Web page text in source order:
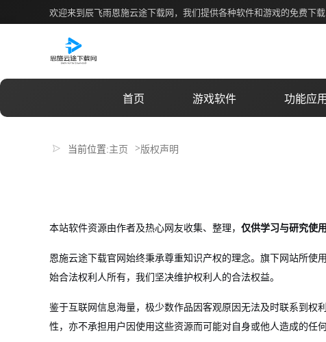
版权声明欢迎来到辰飞雨恩施云途下载网，我们提供各种软件和游戏的免费下载
首页 游戏软件 功能应用
当前位置:主页 >版权声明
本站软件资源由作者及热心网友收集、整理， 仅供学习与研究使用
恩施云途下载官网始终秉承尊重知识产权的理念。旗下网站所
始合法权利人所有，我们坚决维护权利人的合法权益。
鉴于互联网信息海量，极少数作品因客观原因无法及时联系到权
性，亦不承担用户因使用这些资源而可能对自身或他人造成的任